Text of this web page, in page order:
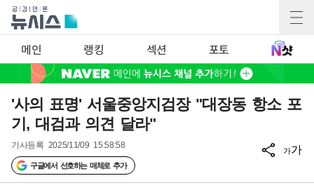
메인 랭킹 섹션 포토
'사의 표명' 서울중앙지검장 "대장동 항소 포
기, 대검과 의견 달라"
기사등록 2025/11/09 15:58:58
구글에서 선호하는 매체로 추가
가가